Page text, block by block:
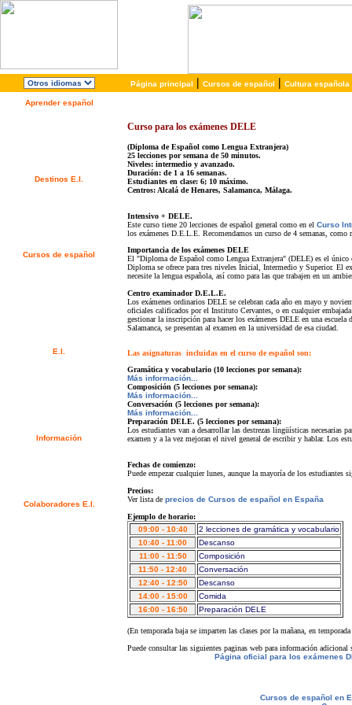
Página principal | Cursos de español | Cultura española
Aprender español
Destinos E.I.
Cursos de español
E.I.
Información
Colaboradores E.I.
Curso para los exámenes DELE
(Diploma de Español como Lengua Extranjera)
25 lecciones por semana de 50 minutos.
Niveles: intermedio y avanzado.
Duración: de 1 a 16 semanas.
Estudiantes en clase: 6; 10 máximo.
Centros: Alcalá de Henares, Salamanca, Málaga.
Intensivo + DELE.
Este curso tiene 20 lecciones de español general como en el Curso
los exámenes D.E.L.E. Recomendamos un curso de 4 semanas, como
Importancia de los exámenes DELE
El "Diploma de Español como Lengua Extranjera" (DELE) es el
Diploma se ofrece para tres niveles Inicial, Intermedio y Superior. El
necesite la lengua española, así como para las que trabajen en un
Centro examinador D.E.L.E.
Los exámenes ordinarios DELE se celebran cada año en mayo y
oficiales calificados por el Instituto Cervantes, o en cualquier
gestionar la inscripción para hacer los exámenes DELE en una
Salamanca, se presentan al examen en la universidad de esa ciudad.
Las asignaturas incluidas en el curso de español son:
Gramática y vocabulario (10 lecciones por semana):
Más información...
Composición (5 lecciones por semana):
Más información...
Conversación (5 lecciones por semana):
Más información...
Preparación DELE. (5 lecciones por semana):
Los estudiantes van a desarrollar las destrezas lingüísticas necesarias
examen y a la vez mejoran el nivel general de escribir y hablar. Los
Fechas de comienzo:
Puede empezar cualquier lunes, aunque la mayoría de los estudiantes
Precios:
Ver lista de precios de Cursos de español en España
Ejemplo de horario:
09:00 - 10:40
2 lecciones de gramática y vocabulario
10:40 - 11:00
Descanso
11:00 - 11:50
Composición
11:50 - 12:40
Conversación
12:40 - 12:50
Descanso
14:00 - 15:00
Comida
16:00 - 16:50
Preparación DELE
(En temporada baja se imparten las clases por la mañana, en
Puede consultar las siguientes paginas web para información
Página oficial para los exámenes
Cursos de español en